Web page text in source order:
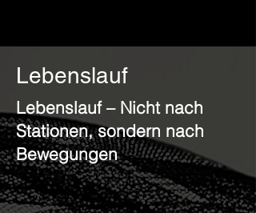
Lebenslauf
Lebenslauf – Nicht nach
Stationen, sondern nach
Bewegungen